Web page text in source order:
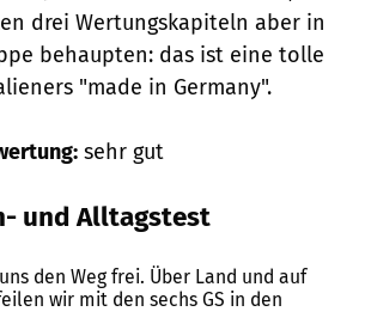
drei Wertungskapiteln aber in
behaupten: das ist eine tolle
"made in Germany".
sehr gut
und Alltagstest
den Weg frei. Über Land und auf
wir mit den sechs GS in den